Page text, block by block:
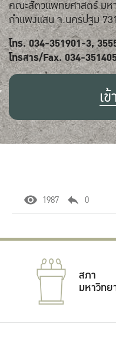
คณะสัตวแพทยศาสตร์ มห
กำแพงแสน จ.นครปฐม
โทร. 034-351901-3,
โทรสาร/Fax. 034-
เ
1987 0
สภา
มหาวิท